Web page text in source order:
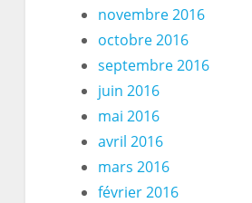
novembre 2016
octobre 2016
septembre 2016
juin 2016
mai 2016
avril 2016
mars 2016
février 2016